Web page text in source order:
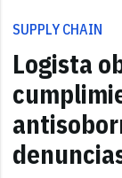
SUPPLY CHAIN
Logista